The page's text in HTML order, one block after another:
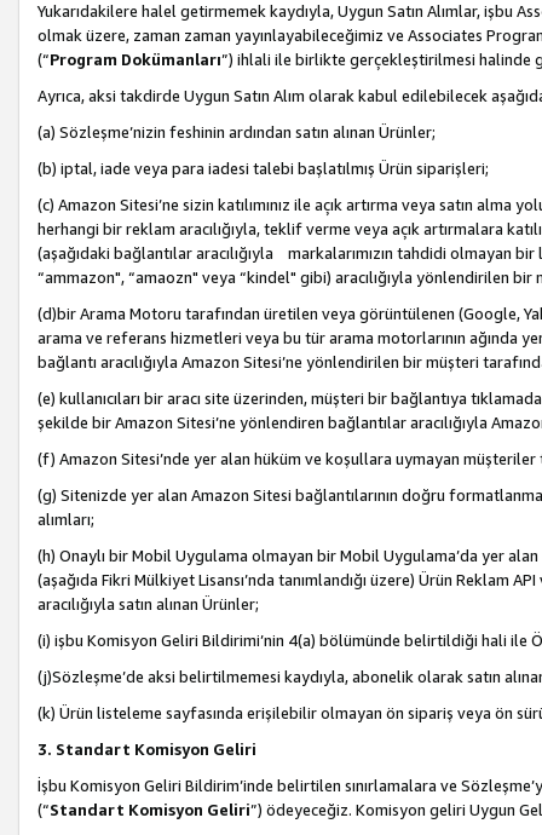
Yukarıdakilere halel getirmemek kaydıyla, Uygun Satın Alımlar, işbu
olmak üzere, zaman zaman yayınlayabileceğimiz ve Associates
(“Program Dokümanları”) ihlali ile birlikte gerçekleştirilmesi halinde
Ayrıca, aksi takdirde Uygun Satın Alım olarak kabul edilebilecek
(a) Sözleşme’nizin feshinin ardından satın alınan Ürünler;
(b) iptal, iade veya para iadesi talebi başlatılmış Ürün siparişleri;
(c) Amazon Sitesi’ne sizin katılımınız ile açık artırma veya satın alma
herhangi bir reklam aracılığıyla, teklif verme veya açık artırmalara
(aşağıdaki bağlantılar aracılığıyla markalarımızın tahdidi olmayan
“ammazon", “amaozn" veya “kindel" gibi) aracılığıyla yönlendirilen
(d)bir Arama Motoru tarafından üretilen veya görüntülenen (Google,
arama ve referans hizmetleri veya bu tür arama motorlarının ağında
bağlantı aracılığıyla Amazon Sitesi’ne yönlendirilen bir müşteri
(e) kullanıcıları bir aracı site üzerinden, müşteri bir bağlantıya
şekilde bir Amazon Sitesi’ne yönlendiren bağlantılar aracılığıyla
(f) Amazon Sitesi’nde yer alan hüküm ve koşullara uymayan müşteriler
(g) Sitenizde yer alan Amazon Sitesi bağlantılarının doğru
alımları;
(h) Onaylı bir Mobil Uygulama olmayan bir Mobil Uygulama’da yer
(aşağıda Fikri Mülkiyet Lisansı’nda tanımlandığı üzere) Ürün Reklam
aracılığıyla satın alınan Ürünler;
(i) işbu Komisyon Geliri Bildirimi’nin 4(a) bölümünde belirtildiği hali ile
(j)Sözleşme’de aksi belirtilmemesi kaydıyla, abonelik olarak satın
(k) Ürün listeleme sayfasında erişilebilir olmayan ön sipariş veya ön
3. Standart Komisyon Geliri
İşbu Komisyon Geliri Bildirim’inde belirtilen sınırlamalara ve
(“Standart Komisyon Geliri”) ödeyeceğiz. Komisyon geliri Uygun